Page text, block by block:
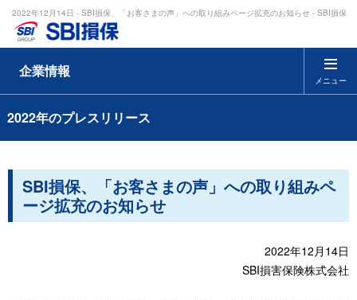
2022年12月14日 - SBI損保、「お客さまの声」への取り組みページ拡充のお知らせ - SBI損保
メニュー
企業情報
2022年のプレスリリース
SBI損保、「お客さまの声」への取り組みペ
ージ拡充のお知らせ
2022年12月14日
SBI損害保険株式会社